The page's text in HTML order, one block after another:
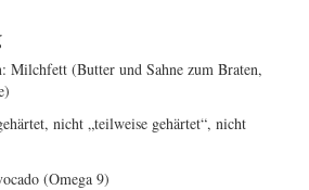
Milchfett (Butter und Sahne zum Braten,
nicht „teilweise gehärtet“, nicht
(Omega 9)